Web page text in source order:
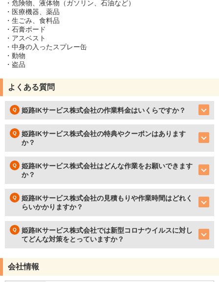
・危険物、液体物（ガソリン、石油など）
・医療機器、薬品
・生ごみ、食料品
・石膏ボード
・アスベスト
・中身の入ったスプレー缶
・動物
・盗品
よくある質問
姫路IKサービス株式会社の作業料金はいくらですか？
姫路IKサービス株式会社の特典やクーポンはあります
か？
姫路IKサービス株式会社はどんな作業をお願いできます
か？
姫路IKサービス株式会社の見積もりや作業時間はどれく
らいかかりますか？
姫路IKサービス株式会社では新型コロナウイルスに対し
てどんな対策をとっていますか？
会社情報